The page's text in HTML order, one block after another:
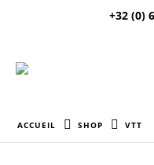
+32 (0)
ACCUEIL SHOP VTT